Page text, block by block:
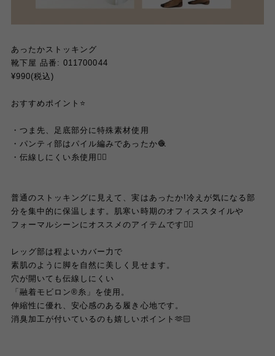
あったかストッキング
靴下屋 品番: 011700044
¥990(税込)
おすすめポイント⭐️
・つま先、足底部分に特殊素材使用
・パンティ部はパイル編みであったか🧶
・伝線しにくい糸使用☝🏻
普通のストッキングに見えて、実はあったか!冷えが気になる部
分を集中的に保温します。肌寒い時期のオフィススタイルや
フォーマルシーンにオススメのアイテムです☝🏻
レッグ部は程よいカバー力で
素肌のように脚を自然に美しく見せます。
穴が開いても伝線しにくい
「融着モビロン®糸」を使用。
伸縮性に優れ、安心感のある履き心地です。
消臭加工が付いているのも嬉しいポイント🫶🏻